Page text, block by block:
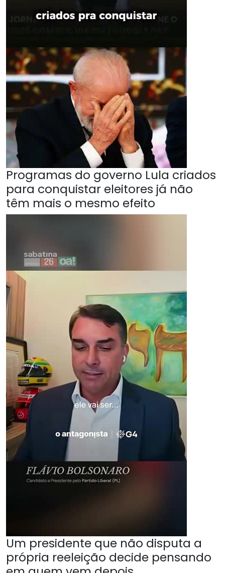
Programas do governo Lula criados
para conquistar eleitores já não
têm mais o mesmo efeito
Um presidente que não disputa a
própria reeleição decide pensando